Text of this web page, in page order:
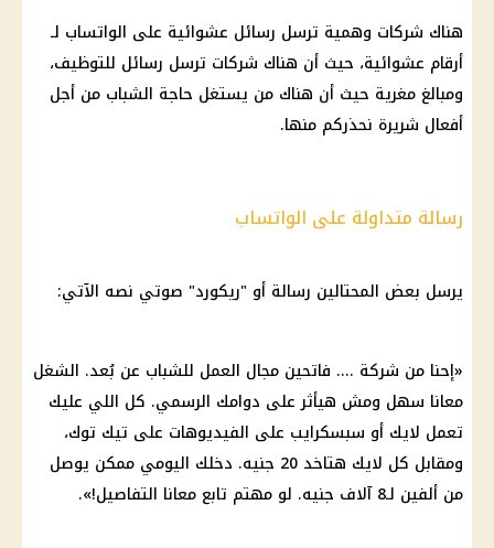
هناك شركات وهمية ترسل رسائل عشوائية على الواتساب لـ
أرقام عشوائية، حيث أن هناك شركات ترسل رسائل للتوظيف،
ومبالغ مغرية حيث أن هناك من يستغل حاجة الشباب من أجل
أفعال شريرة نحذركم منها.
رسالة متداولة على الواتساب
يرسل بعض المحتالين رسالة أو "ريكورد" صوتي نصه الآتي:
«إحنا من شركة .... فاتحين مجال العمل للشباب عن بُعد. الشغل
معانا سهل ومش هيأثر على دوامك الرسمي. كل اللي عليك
تعمل لايك أو سبسكرايب على الفيديوهات على تيك توك،
ومقابل كل لايك هتاخد 20 جنيه. دخلك اليومي ممكن يوصل
من ألفين لـ8 آلاف جنيه. لو مهتم تابع معانا التفاصيل!».